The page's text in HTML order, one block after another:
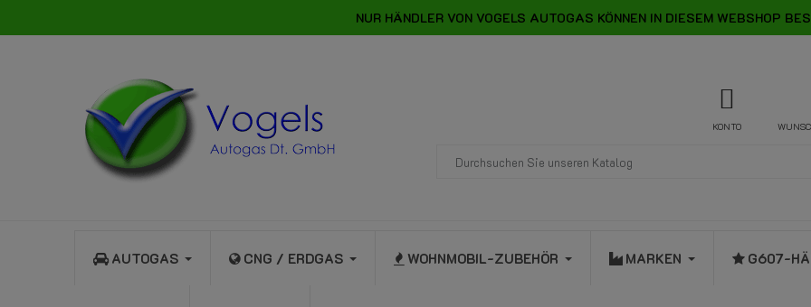
NUR HÄNDLER VON VOGELS AUTOGAS KÖNNEN IN DIESEM WEBSHOP
KONTO
AUTOGAS CNG / ERDGAS WOHNMOBIL-ZUBEHÖR MARKEN G607-